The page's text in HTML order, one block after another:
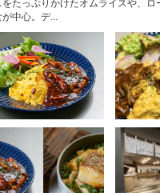
をたっぷりかけたオムライスや、ロ
中心。デ...